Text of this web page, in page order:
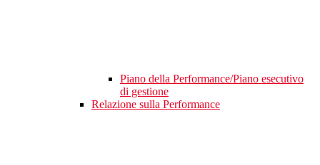
Piano della Performance/Piano esecutivo
di gestione
Relazione sulla Performance